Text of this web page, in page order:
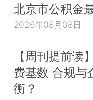
北京市公积金
2026年08月08日
【周刊提前读
费基数 合规与
衡？